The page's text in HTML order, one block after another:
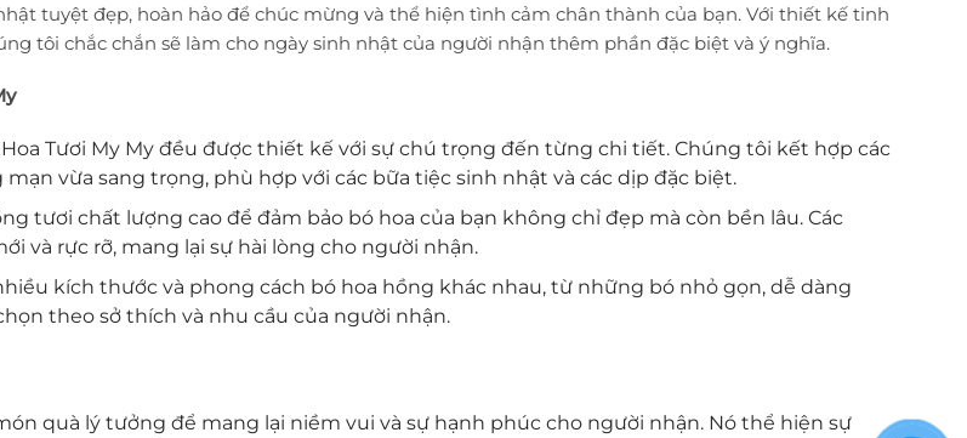
tuyệt đẹp, hoàn hảo để chúc mừng và thể hiện tình cảm chân thành của bạn. Với thiết kế tinh
tôi chắc chắn sẽ làm cho ngày sinh nhật của người nhận thêm phần đặc biệt và ý nghĩa.
Tươi My My đều được thiết kế với sự chú trọng đến từng chi tiết. Chúng tôi kết hợp các
vừa sang trọng, phù hợp với các bữa tiệc sinh nhật và các dịp đặc biệt.
tươi chất lượng cao để đảm bảo bó hoa của bạn không chỉ đẹp mà còn bền lâu. Các
và rực rỡ, mang lại sự hài lòng cho người nhận.
kích thước và phong cách bó hoa hồng khác nhau, từ những bó nhỏ gọn, dễ dàng
theo sở thích và nhu cầu của người nhận.
quà lý tưởng để mang lại niềm vui và sự hạnh phúc cho người nhận. Nó thể hiện sự